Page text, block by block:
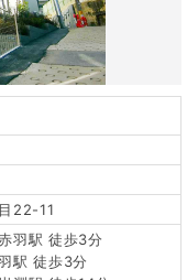
22-11
羽駅 徒歩3分
駅 徒歩3分